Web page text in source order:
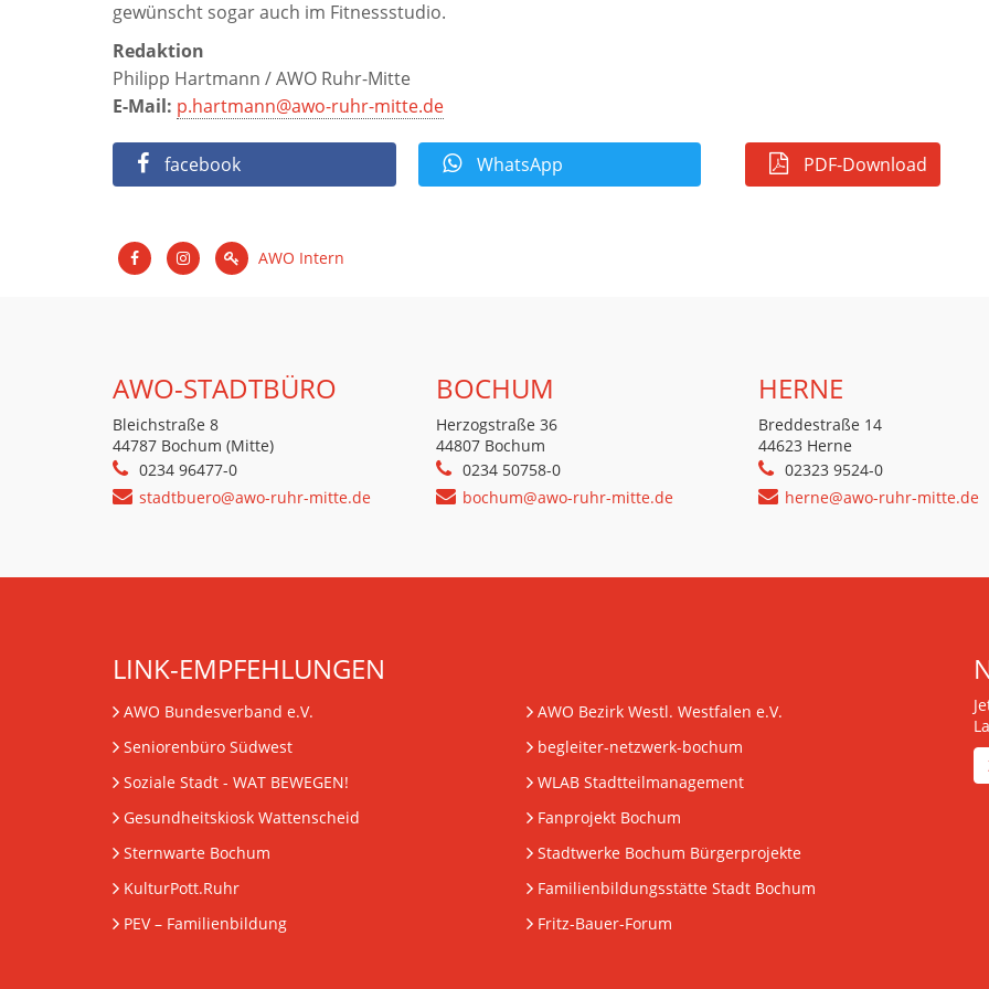
gewünscht sogar auch im Fitnessstudio.
Redaktion
Philipp Hartmann / AWO Ruhr-Mitte
E-Mail: p.hartmann@awo-ruhr-mitte.de
facebook WhatsApp PDF-Download
AWO Intern
AWO-STADTBÜRO
Bleichstraße 8
44787 Bochum (Mitte)
0234 96477-0
stadtbuero@awo-ruhr-mitte.de
BOCHUM
Herzogstraße 36
44807 Bochum
0234 50758-0
bochum@awo-ruhr-mitte.de
HERNE
Breddestraße 14
44623 Herne
02323 9524-0
herne@awo-ruhr-mitte.de
LINK-EMPFEHLUNGEN
AWO Bundesverband e.V.
AWO Bezirk Westl. Westfalen e.V.
Seniorenbüro Südwest
begleiter-netzwerk-bochum
Soziale Stadt - WAT BEWEGEN!
WLAB Stadtteilmanagement
Gesundheitskiosk Wattenscheid
Fanprojekt Bochum
Sternwarte Bochum
Stadtwerke Bochum Bürgerprojekte
KulturPott.Ruhr
Familienbildungsstätte Stadt Bochum
PEV– Familienbildung Fritz-Bauer-Forum